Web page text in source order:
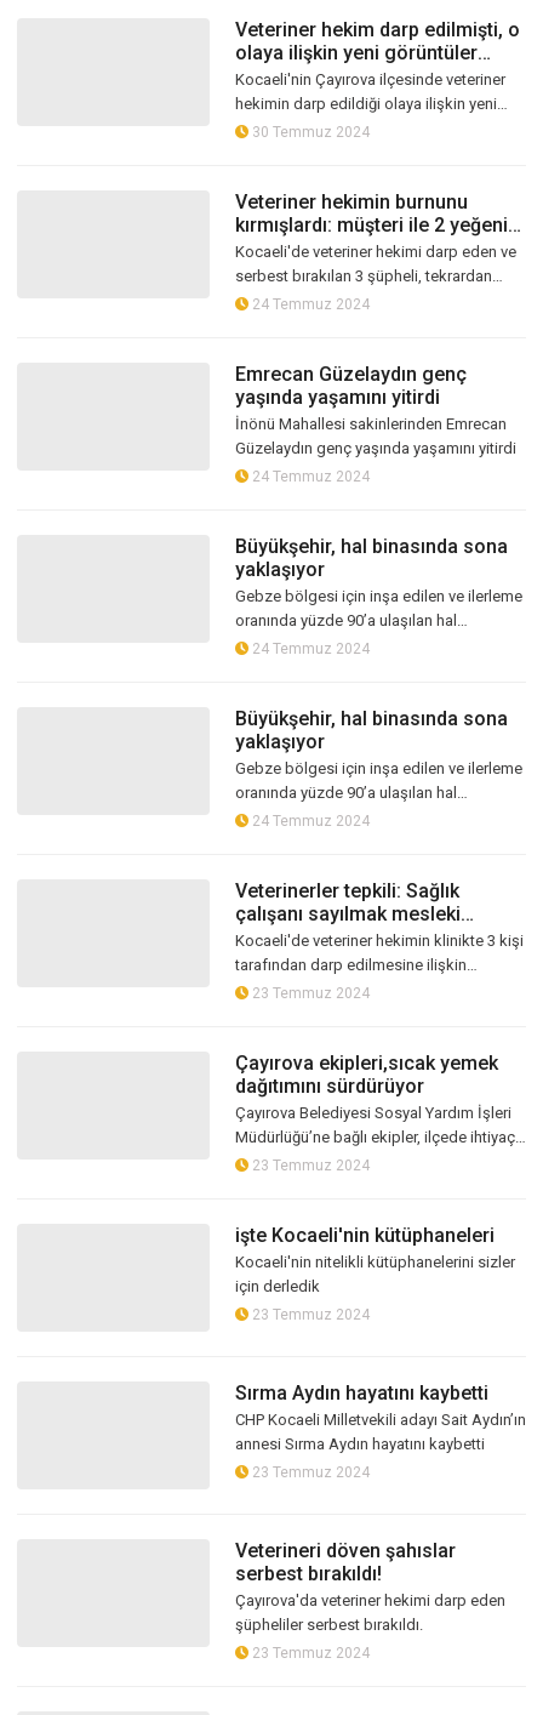
Veteriner hekim darp edilmişti, o
olaya ilişkin yeni görüntüler
ortaya çıktı
Kocaeli'nin Çayırova ilçesinde veteriner
hekimin darp edildiği olaya ilişkin yeni
görüntüler ortaya çıktı. Olayın
30 Temmuz 2024
Veteriner hekimin burnunu
kırmışlardı: müşteri ile 2 yeğeni
tutuklandı
Kocaeli'de veteriner hekimi darp eden ve
serbest bırakılan 3 şüpheli, tekrardan
gözaltına alınarak bugün çıkarıldıkları
24 Temmuz 2024
Emrecan Güzelaydın genç
yaşında yaşamını yitirdi
İnönü Mahallesi sakinlerinden Emrecan
Güzelaydın genç yaşında yaşamını yitirdi
24 Temmuz 2024
Büyükşehir, hal binasında sona
yaklaşıyor
Gebze bölgesi için inşa edilen ve ilerleme
oranında yüzde 90’a ulaşılan hal
binasında zemin kaplama ile doğrama
24 Temmuz 2024
Büyükşehir, hal binasında sona
yaklaşıyor
Gebze bölgesi için inşa edilen ve ilerleme
oranında yüzde 90’a ulaşılan hal
binasında zemin kaplama ile doğrama
24 Temmuz 2024
Veterinerler tepkili: Sağlık
çalışanı sayılmak mesleki
zorunluluk
Kocaeli'de veteriner hekimin klinikte 3 kişi
tarafından darp edilmesine ilişkin
açıklamalarda bulunan Kocaeli Veteriner
23 Temmuz 2024
Çayırova ekipleri,sıcak yemek
dağıtımını sürdürüyor
Çayırova Belediyesi Sosyal Yardım İşleri
Müdürlüğü’ne bağlı ekipler, ilçede ihtiyaç
sahibi vatandaşlara sıcak yemek
23 Temmuz 2024
işte Kocaeli'nin kütüphaneleri
Kocaeli'nin nitelikli kütüphanelerini sizler
için derledik
23 Temmuz 2024
Sırma Aydın hayatını kaybetti
CHP Kocaeli Milletvekili adayı Sait Aydın’ın
annesi Sırma Aydın hayatını kaybetti
23 Temmuz 2024
Veterineri döven şahıslar
serbest bırakıldı!
Çayırova'da veteriner hekimi darp eden
şüpheliler serbest bırakıldı.
23 Temmuz 2024